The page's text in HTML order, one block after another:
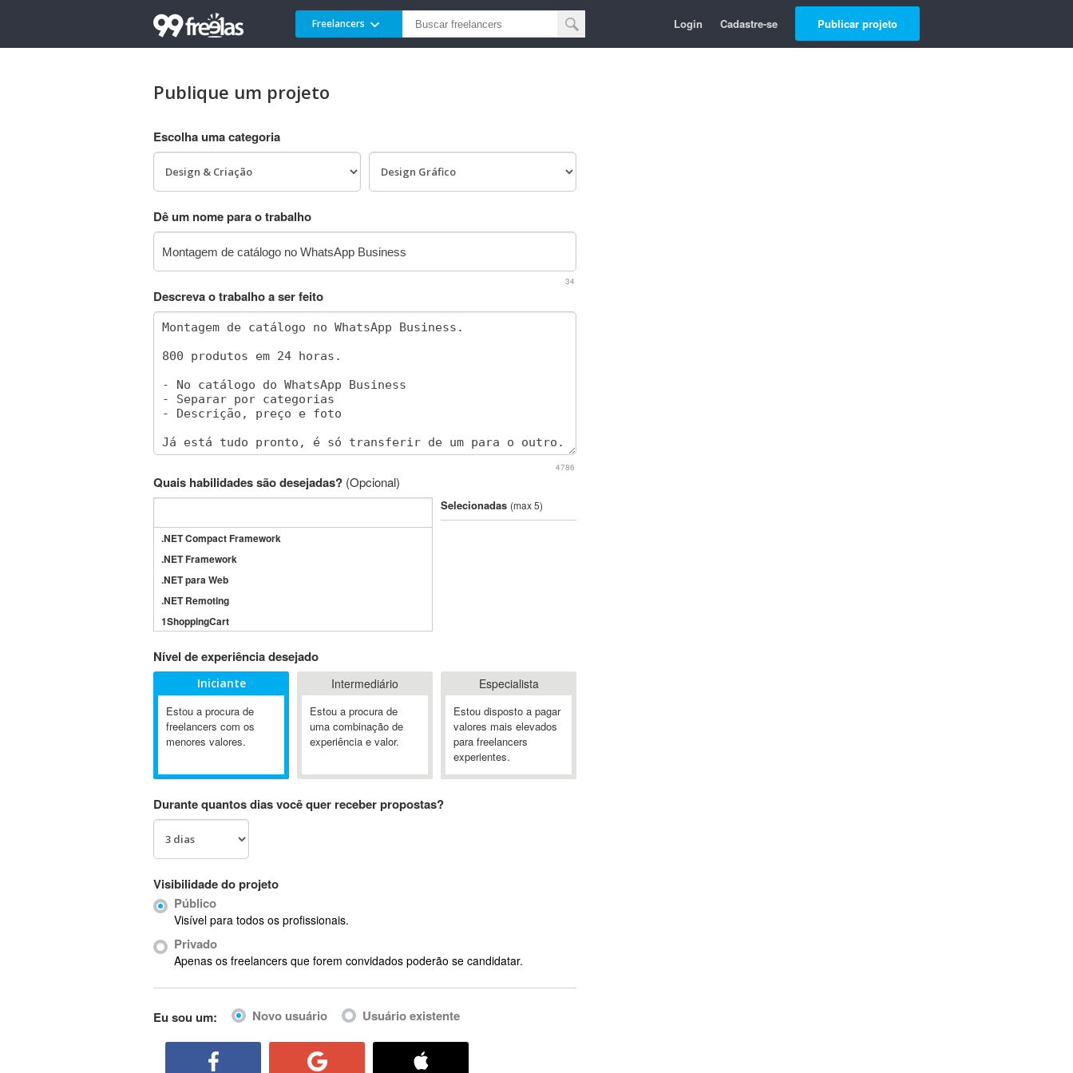
Freelancers Login Cadastre-se Publicar projeto
Publique um projeto
Escolha uma categoria
Dê um nome para o trabalho
34
Descreva o trabalho a ser feito
4786
Quais habilidades são desejadas? (Opcional)
.NET Compact Framework
.NET Framework
.NET para Web
.NET Remoting
1ShoppingCart
3GSM
4D Dimension
802.11
A&P
A-GPS
Ab Initio
ABIS
AbleCommerce
Ableton Live
Abstract Window Toolkit (AWT)
Selecionadas (max 5)
Nível de experiência desejado
Iniciante
Estou a procura de
freelancers com os
menores valores.
Intermediário
Estou a procura de
uma combinação de
experiência e valor.
Especialista
Estou disposto a pagar
valores mais elevados
para freelancers
experientes.
Durante quantos dias você quer receber propostas?
Visibilidade do projeto
Público
Visível para todos os profissionais.
Privado
Apenas os freelancers que forem convidados poderão se candidatar.
Eu sou um: Novo usuário Usuário existente